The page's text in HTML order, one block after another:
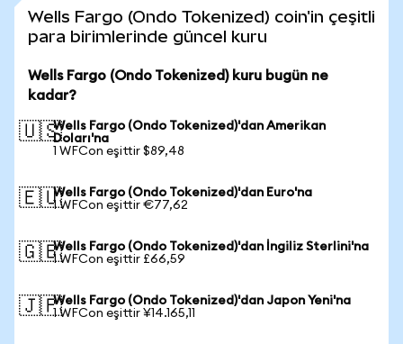
Wells Fargo (Ondo Tokenized) coin'in çeşitli
para birimlerinde güncel kuru
Wells Fargo (Ondo Tokenized) kuru bugün ne
kadar?
🇺🇸Wells Fargo (Ondo Tokenized)'dan Amerikan
Doları'na
1 WFCon eşittir $89,48
🇪🇺Wells Fargo (Ondo Tokenized)'dan Euro'na
1 WFCon eşittir €77,62
🇬🇧Wells Fargo (Ondo Tokenized)'dan İngiliz Sterlini'na
1 WFCon eşittir £66,59
🇯🇵Wells Fargo (Ondo Tokenized)'dan Japon Yeni'na
1 WFCon eşittir ¥14.165,11